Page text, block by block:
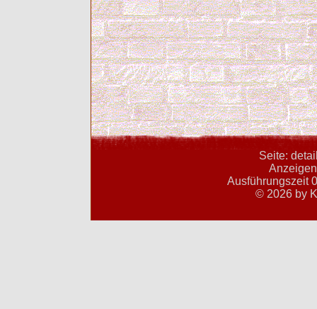
Seite:
Ausführungszeit
© 2026 by